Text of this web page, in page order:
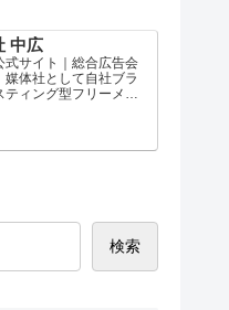
中広
式サイト｜総合広告会
媒体社として自社ブラ
ティング型フリーメデ
検索